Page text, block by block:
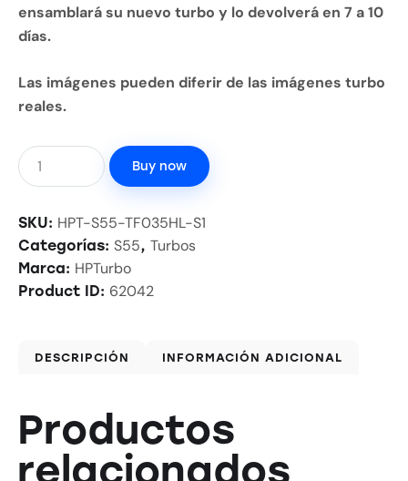
ensamblará su nuevo turbo y lo devolverá en 7 a 10
días.
Las imágenes pueden diferir de las imágenes turbo
reales.
Buy now
SKU: HPT-S55-TF035HL-S1
Categorías: S55, Turbos
Marca: HPTurbo
Product ID: 62042
DESCRIPCIÓN INFORMACIÓN ADICIONAL
Productos
relacionados